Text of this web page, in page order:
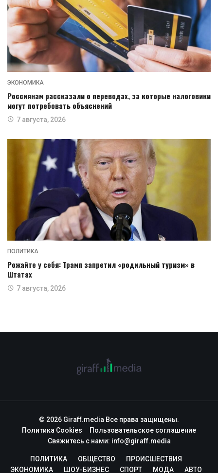
ЭКОНОМИКА
Россиянам рассказали о переводах, за которые налоговики
могут потребовать объяснений
7 августа, 2026
ПОЛИТИКА
Рожайте у себя: Трамп запретил «родильный туризм» в
Штатах
7 августа, 2026
© 2026 Giraff.media Все права защищены.
Политика Cookies
Пользовательское соглашение
Свяжитесь с нами: info@giraff.media
ПОЛИТИКА ОБЩЕСТВО
ПРОИСШЕСТВИЯ
ЭКОНОМИКА
ШОУ-БИЗНЕС СПОРТ МОДА АВТО